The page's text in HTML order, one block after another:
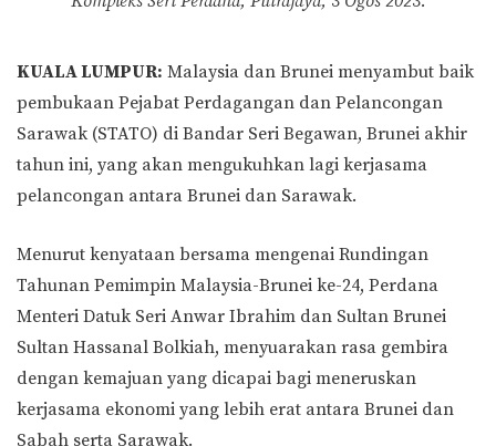
KUALA LUMPUR: Malaysia dan Brunei menyambut baik
pembukaan Pejabat Perdagangan dan Pelancongan
Sarawak (STATO) di Bandar Seri Begawan, Brunei akhir
tahun ini, yang akan mengukuhkan lagi kerjasama
pelancongan antara Brunei dan Sarawak.
Menurut kenyataan bersama mengenai Rundingan
Tahunan Pemimpin Malaysia-Brunei ke-24, Perdana
Menteri Datuk Seri Anwar Ibrahim dan Sultan Brunei
Sultan Hassanal Bolkiah, menyuarakan rasa gembira
dengan kemajuan yang dicapai bagi meneruskan
kerjasama ekonomi yang lebih erat antara Brunei dan
Sabah serta Sarawak.